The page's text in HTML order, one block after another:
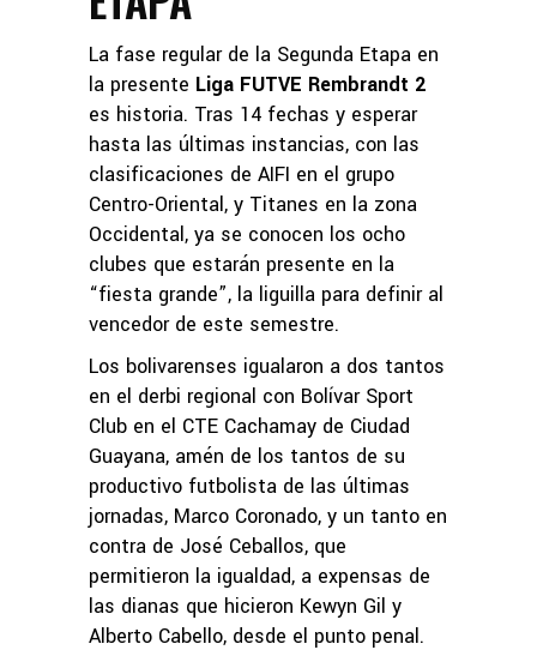
La fase regular de la Segunda Etapa en
la presente Liga FUTVE Rembrandt 2
es historia. Tras 14 fechas y esperar
hasta las últimas instancias, con las
clasificaciones de AIFI en el grupo
Centro-Oriental, y Titanes en la zona
Occidental, ya se conocen los ocho
clubes que estarán presente en la
“fiesta grande”, la liguilla para definir al
vencedor de este semestre.
Los bolivarenses igualaron a dos tantos
en el derbi regional con Bolívar Sport
Club en el CTE Cachamay de Ciudad
Guayana, amén de los tantos de su
productivo futbolista de las últimas
jornadas, Marco Coronado, y un tanto en
contra de José Ceballos, que
permitieron la igualdad, a expensas de
las dianas que hicieron Kewyn Gil y
Alberto Cabello, desde el punto penal.